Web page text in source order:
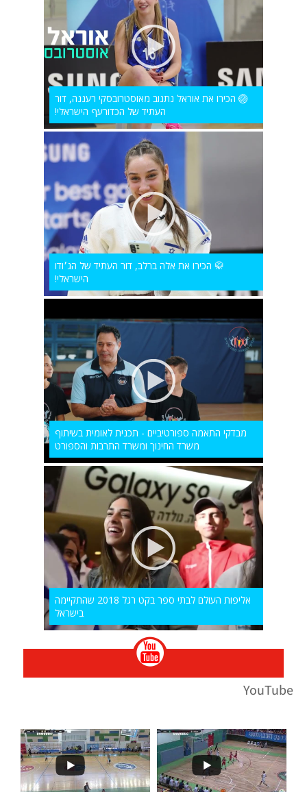
🏐 הכירו את אוראל נתנוב מאוסטרובסקי רעננה, דור
העתיד של הכדורעף הישראלי!
🥋 הכירו את אלה ברלב, דור העתיד של הג׳ודו
הישראלי!
מבדקי התאמה ספורטיביים - תכנית לאומית בשיתוף
משרד החינוך ומשרד התרבות והספורט
אליפות העולם לבתי ספר בקט רגל 2018 שהתקיימה
בישראל
YouTube